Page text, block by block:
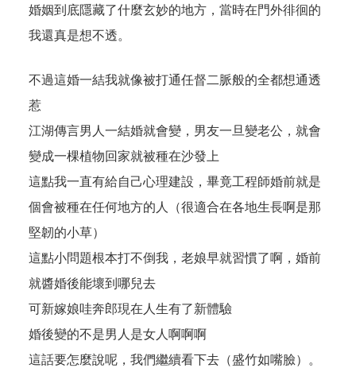
婚姻到底隱藏了什麼玄妙的地方，當時在門外徘徊的
我還真是想不透。
不過這婚一結我就像被打通任督二脈般的全都想通透
惹
江湖傳言男人一結婚就會變，男友一旦變老公，就會
變成一棵植物回家就被種在沙發上
這點我一直有給自己心理建設，畢竟工程師婚前就是
個會被種在任何地方的人（很適合在各地生長啊是那
堅韌的小草）
這點小問題根本打不倒我，老娘早就習慣了啊，婚前
就醬婚後能壞到哪兒去
可新嫁娘哇奔郎現在人生有了新體驗
婚後變的不是男人是女人啊啊啊
這話要怎麼說呢，我們繼續看下去（盛竹如嘴臉）。